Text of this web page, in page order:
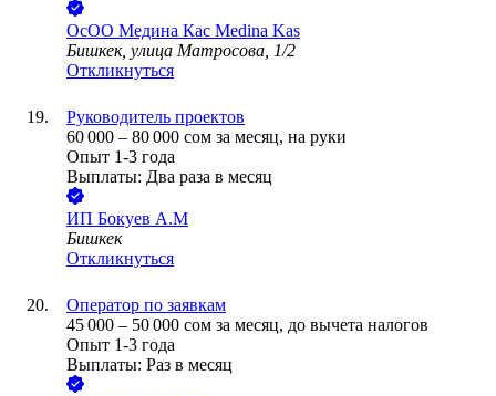
ОсОО Медина Кас Medina Kas
Бишкек, улица Матросова, 1/2
Откликнуться
Руководитель проектов
60 000 – 80 000 сом за месяц, на руки
Опыт 1-3 года
Выплаты: Два раза в месяц
ИП Бокуев А.М
Бишкек
Откликнуться
Оператор по заявкам
45 000 – 50 000 сом за месяц, до вычета налогов
Опыт 1-3 года
Выплаты: Раз в месяц